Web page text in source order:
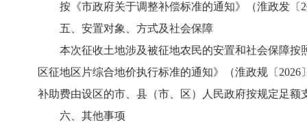
按《市政府关于调整补偿标准的通知》（淮政发〔
五、安置对象、方式及社会保障
本次征收土地涉及被征地农民的安置和社会保障
区征地区片综合地价执行标准的通知》（淮政规〔
补助费由设区的市、县（市、区）人民政府按规定足额
六、其他事项